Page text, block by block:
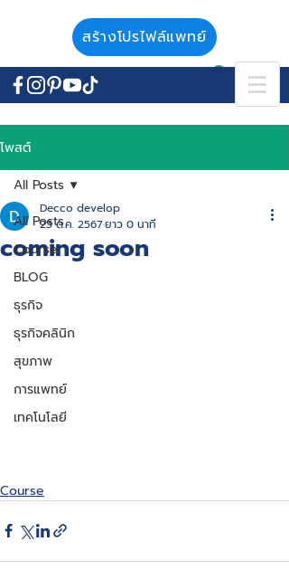
สร้างโปรไฟล์แพทย์
โพสต์
All Posts
Course
BLOG
ธุรกิจ
ธุรกิจคลินิก
สุขภาพ
การแพทย์
เทคโนโลยี
All Posts
coming soon
Decco develop
25 ต.ค. 2567ยาว 0 นาที
Course